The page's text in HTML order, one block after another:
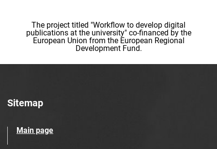
The project titled "Workflow to develop digital
publications at the university" co-financed by the
European Union from the European Regional
Development Fund.
Sitemap
Main page